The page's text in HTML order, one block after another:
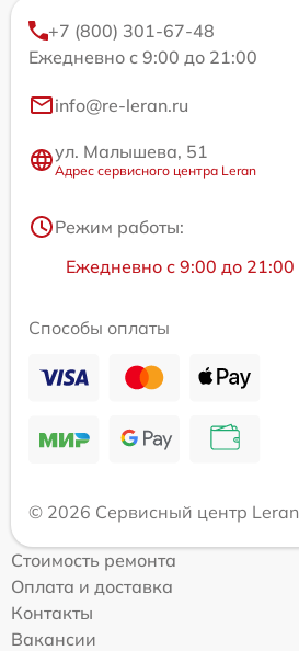
+7 (800) 301-67-48
Ежедневно с 9:00 до 21:00
info@re-leran.ru
ул. Малышева, 51
Адрес сервисного центра Leran
Режим работы:
Ежедневно с 9:00 до 21:00
Способы оплаты
© 2026 Сервисный центр Leran
Стоимость ремонта
Оплата и доставка
Контакты
Вакансии